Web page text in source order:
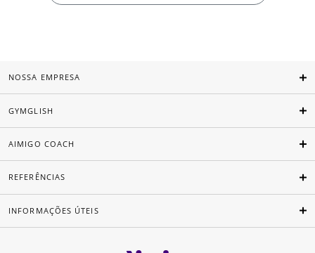
NOSSA EMPRESA
GYMGLISH
AIMIGO COACH
REFERÊNCIAS
INFORMAÇÕES ÚTEIS